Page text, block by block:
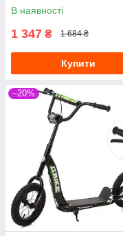
В наявності
1 347 ₴ 1 684 ₴
Купити
–20%